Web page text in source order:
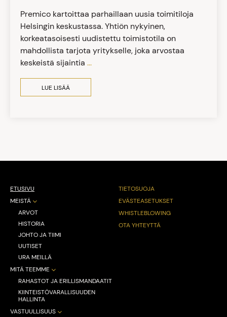
Premico kartoittaa parhaillaan uusia toimitiloja
Helsingin keskustassa. Yhtiön nykyinen,
korkeatasoisesti uudistettu toimistotila on
mahdollista tarjota yritykselle, joka arvostaa
keskeistä sijaintia ...
LUE LISÄÄ
ETUSIVU
MEISTÄ
ARVOT
HISTORIA
JOHTO JA TIIMI
UUTISET
URA MEILLÄ
MITÄ TEEMME
RAHASTOT JA ERILLISMANDAATIT
KIINTEISTÖVARALLISUUDEN
HALLINTA
VASTUULLISUUS
TIETOSUOJA
EVÄSTEASETUKSET
WHISTLEBLOWING
OTA YHTEYTTÄ